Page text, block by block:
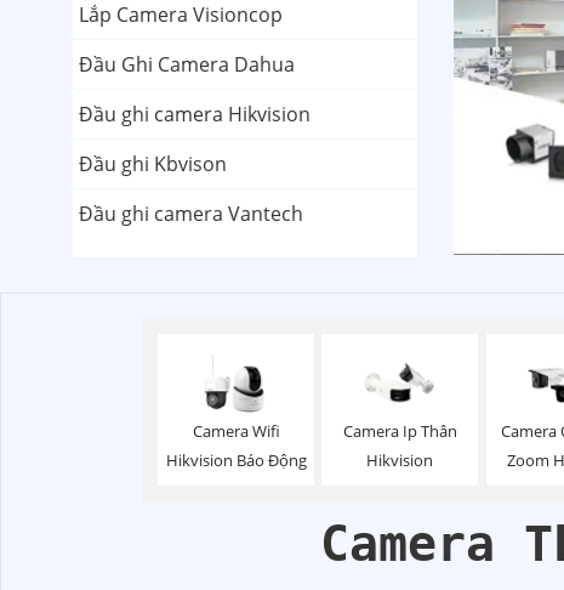
Lắp Camera Visioncop
Đầu Ghi Camera Dahua
Đầu ghi camera Hikvision
Đầu ghi Kbvison
Đầu ghi camera Vantech
Camera Wifi
Hikvision Báo Động
Camera Ip Thân
Hikvision
Camera
Zoom
Camera